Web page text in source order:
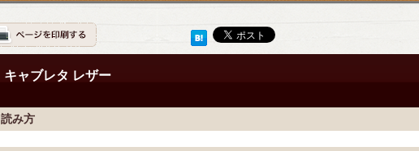
キャブレタ レザー
読み方